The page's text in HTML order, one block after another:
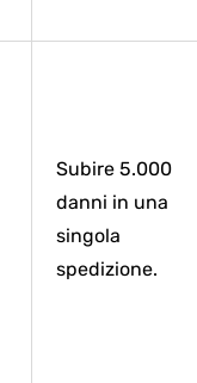
Subire 5.000
danni in una
singola
spedizione.